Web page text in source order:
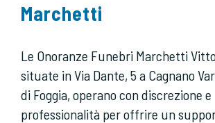
Marchetti
Le Onoranze Funebri Marchetti
situate in Via Dante, 5 a Cagnano
di Foggia, operano con discrezione e
professionalità per offrire un